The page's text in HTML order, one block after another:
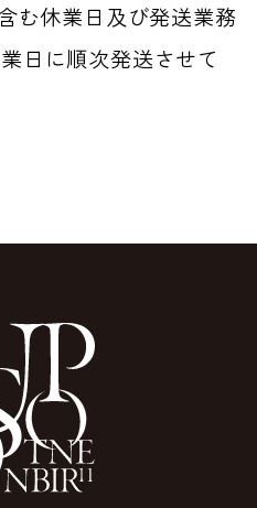
む休業日及び発送業務
日に順次発送させて